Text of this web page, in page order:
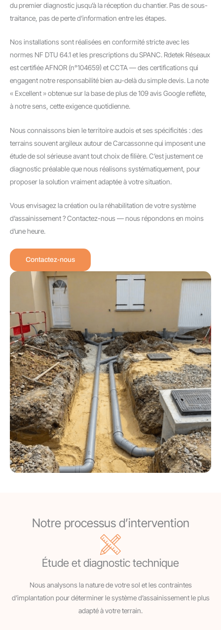
du premier diagnostic jusqu’à la réception du chantier. Pas de sous-
traitance, pas de perte d’information entre les étapes.
Nos installations sont réalisées en conformité stricte avec les
normes NF DTU 64.1 et les prescriptions du SPANC. Rdetek Réseaux
est certifiée AFNOR (n°104659) et CCTA — des certifications qui
engagent notre responsabilité bien au-delà du simple devis. La note
« Excellent » obtenue sur la base de plus de 109 avis Google reflète,
à notre sens, cette exigence quotidienne.
Nous connaissons bien le territoire audois et ses spécificités : des
terrains souvent argileux autour de Carcassonne qui imposent une
étude de sol sérieuse avant tout choix de filière. C’est justement ce
diagnostic préalable que nous réalisons systématiquement, pour
proposer la solution vraiment adaptée à votre situation.
Vous envisagez la création ou la réhabilitation de votre système
d’assainissement ? Contactez-nous — nous répondons en moins
d’une heure.
Contactez-nous
Notre processus d’intervention
Étude et diagnostic technique
Nous analysons la nature de votre sol et les contraintes
d’implantation pour déterminer le système d’assainissement le plus
adapté à votre terrain.